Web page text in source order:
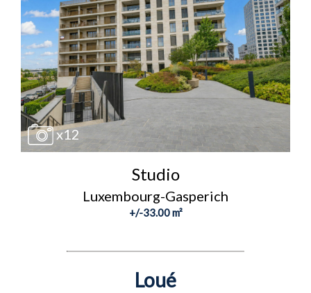
x12
Studio
Luxembourg-Gasperich
+/-33.00 m²
Loué